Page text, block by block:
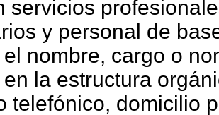
servicios
y personal de
nombre, cargo o
la estructura
telefónico, domicilio